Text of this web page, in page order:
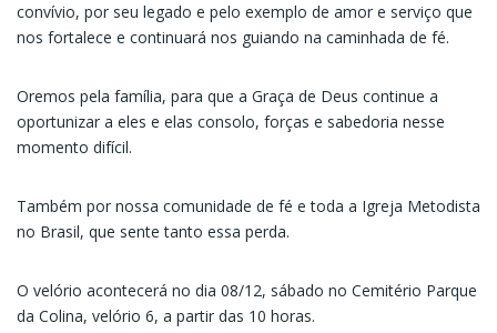
convívio, por seu legado e pelo exemplo de amor e serviço que
nos fortalece e continuará nos guiando na caminhada de fé.
Oremos pela família, para que a Graça de Deus continue a
oportunizar a eles e elas consolo, forças e sabedoria nesse
momento difícil.
Também por nossa comunidade de fé e toda a Igreja Metodista
no Brasil, que sente tanto essa perda.
O velório acontecerá no dia 08/12, sábado no Cemitério Parque
da Colina, velório 6, a partir das 10 horas.